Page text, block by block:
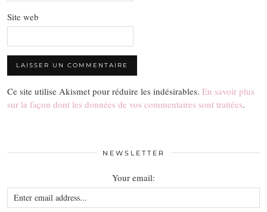
Site web
Ce site utilise Akismet pour réduire les indésirables. En savoir plus
sur la façon dont les données de vos commentaires sont traitées.
NEWSLETTER
Your email: